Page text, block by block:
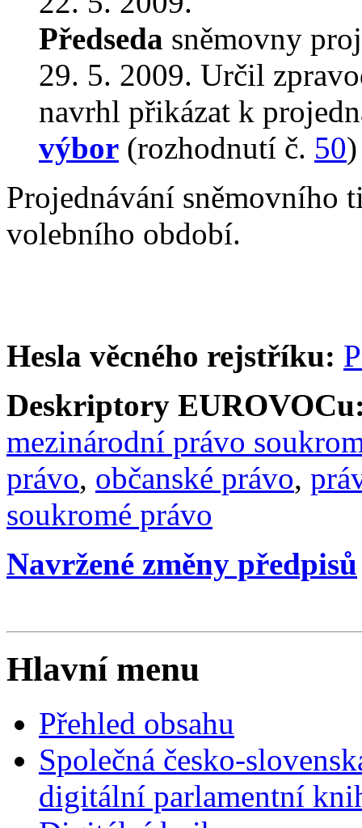
Předseda sněmovny
29. 5. 2009. Určil
navrhl přikázat k
výbor (rozhodnutí č. 50)
Projednávání sněmovního
volebního období.
Hesla věcného rejstříku:
Deskriptory
mezinárodní právo
právo, občanské právo,
soukromé právo
Navržené změny předpisů
Hlavní menu
Přehled obsahu
Společná česko-
digitální parlamentní